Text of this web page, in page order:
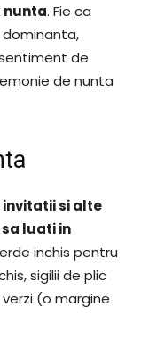
nunta. Fie ca
de
de nunta
si alte
luati in
inchis pentru
sigilii de plic
(o margine